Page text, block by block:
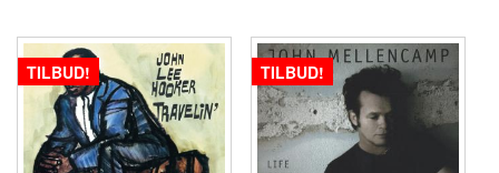
var:
129,95 kr..
er:
99,95 kr..
TILBUD! TILBUD!